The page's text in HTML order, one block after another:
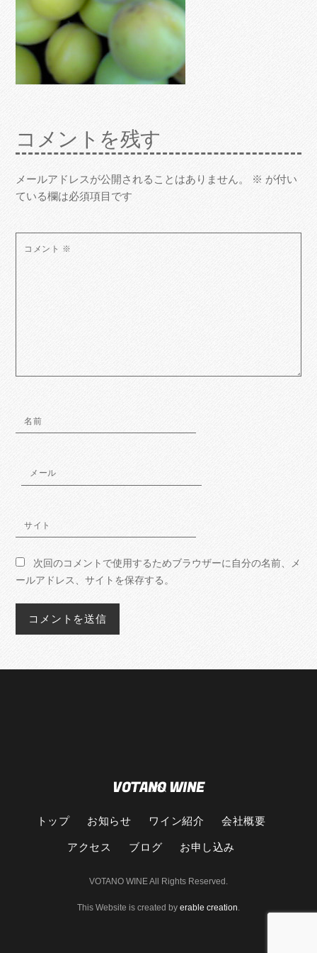
コメントを残す
メールアドレスが公開されることはありません。 ※ が付い
ている欄は必須項目です
コメント ※
名前
メール
サイト
次回のコメントで使用するためブラウザーに自分の名前、メ
ールアドレス、サイトを保存する。
Back
Top
VOTANO WINE
トップ お知らせ ワイン紹介
会社概要
アクセス
ブログ お申し込み
VOTANO WINE All Rights Reserved.
This Website is created by erable creation.